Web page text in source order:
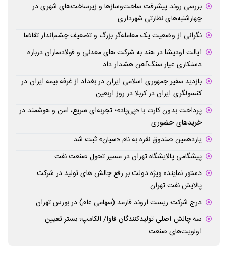
بررسی روند پیشرفت ساخت‌وسازها و زیرساخت‌های شهری در
چهارشنبه‌های نظارتی شهرداری
نگرانی از وضعیت یک معامله‌گر بزرگ و تضعیف چشم‌انداز تقاضا
ایالت اودیشا در هند به شرکت های معدنی و فولادسازان درباره
دستکاری عیار سنگ‌آهن هشدار داد
بازدید سفیر جمهوری اسلامی ایران در بغداد از غرفه بیمه ایران در
کنسولگری ایران در کربلا در روز اربعین
پرداخت بدون کارت با «پی‌پاد»؛ تجربه‌ای سریع، امن و هوشمند در
خریدهای حضوری
یازدهمین صندوق نقره به نام «سیان» ثبت شد
پیشگامی پالایشگاه تهران در مسیر تحول صنعت نفت
دستور نماینده ویژه دولت بر رفع چالش های تولید در شرکت
پالایش نفت تهران
درج شرکت زیست اروند فارمد (سهامی عام) در بورس تهران
سه چالش اصلی تولیدکنندگان فاوا/ الکامپ؛ بستر تعیین
اولویت‌های صنعت